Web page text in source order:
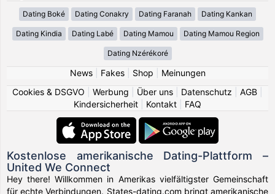
Dating Boké Dating Conakry Dating Faranah Dating Kankan
Dating Kindia Dating Labé Dating Mamou Dating Mamou Region
Dating Nzérékoré
News| Fakes| Shop
Meinungen
Cookies & DSGVO
Werbung Über uns Datenschutz AGB
Kindersicherheit
Kontakt FAQ
Kostenlose amerikanische Dating-Plattform –
United We Connect
Hey there! Willkommen in Amerikas vielfältigster Gemeinschaft
für echte Verbindungen. States-dating.com bringt amerikanische